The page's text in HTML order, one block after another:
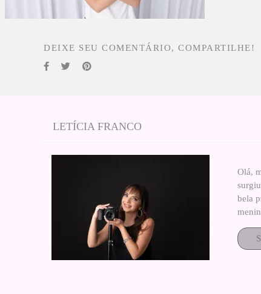
DEIXE SEU COMENTÁRIO, COMPARTILHE!
LETÍCIA FRANCO
Olá,
bela